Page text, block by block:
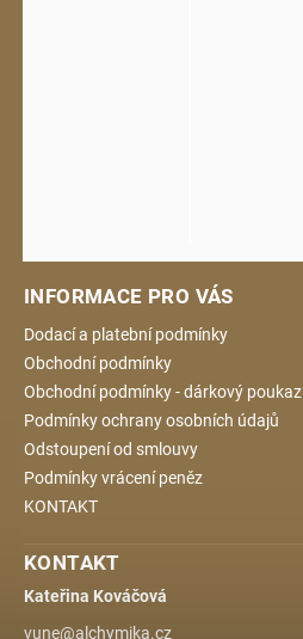
INFORMACE PRO VÁS
Dodací a platební podmínky
Obchodní podmínky
Obchodní podmínky - dárkový poukaz
Podmínky ochrany osobních údajů
Odstoupení od smlouvy
Podmínky vrácení peněz
KONTAKT
KONTAKT
Kateřina Kováčová
vune@alchymika.cz